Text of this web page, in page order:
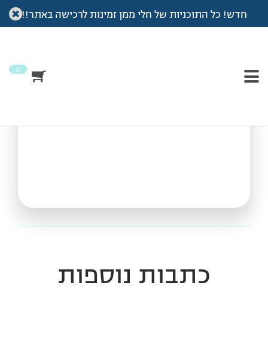
חדש! כל התוכניות של חלי ממן זמינות לרכישה באתר!!
0
עמוד הבית >
Vod
>אימון חיזוק מסת שריר
כתבות נוספות